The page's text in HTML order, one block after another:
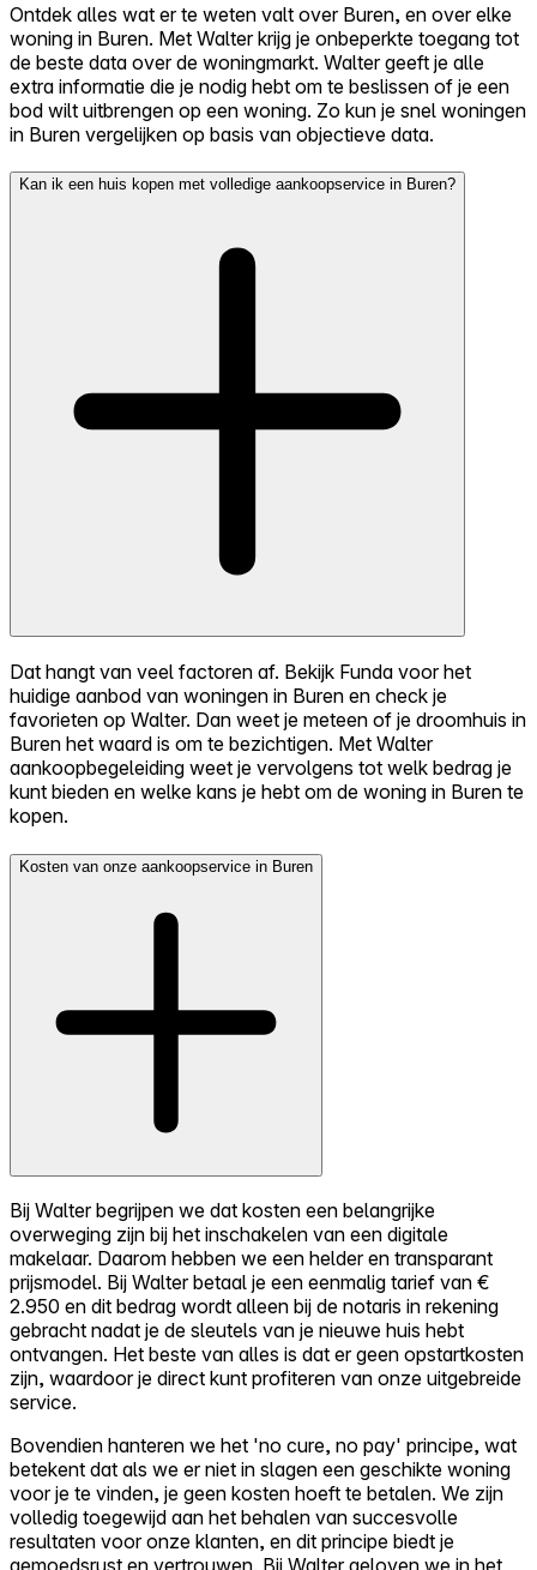
Ontdek alles wat er te weten valt over Buren, en over elke
woning in Buren. Met Walter krijg je onbeperkte toegang tot
de beste data over de woningmarkt. Walter geeft je alle
extra informatie die je nodig hebt om te beslissen of je een
bod wilt uitbrengen op een woning. Zo kun je snel woningen
in Buren vergelijken op basis van objectieve data.
Kan ik een huis kopen met volledige aankoopservice in Buren?
Dat hangt van veel factoren af. Bekijk Funda voor het
huidige aanbod van woningen in Buren en check je
favorieten op Walter. Dan weet je meteen of je droomhuis in
Buren het waard is om te bezichtigen. Met Walter
aankoopbegeleiding weet je vervolgens tot welk bedrag je
kunt bieden en welke kans je hebt om de woning in Buren te
kopen.
Kosten van onze aankoopservice in Buren
Bij Walter begrijpen we dat kosten een belangrijke
overweging zijn bij het inschakelen van een digitale
makelaar. Daarom hebben we een helder en transparant
prijsmodel. Bij Walter betaal je een eenmalig tarief van €
2.950 en dit bedrag wordt alleen bij de notaris in rekening
gebracht nadat je de sleutels van je nieuwe huis hebt
ontvangen. Het beste van alles is dat er geen opstartkosten
zijn, waardoor je direct kunt profiteren van onze uitgebreide
service.
Bovendien hanteren we het 'no cure, no pay' principe, wat
betekent dat als we er niet in slagen een geschikte woning
voor je te vinden, je geen kosten hoeft te betalen. We zijn
volledig toegewijd aan het behalen van succesvolle
resultaten voor onze klanten, en dit principe biedt je